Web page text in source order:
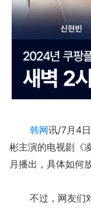
韩网讯/7月4
彬主演的电视剧《
月播出，具体如何
不过，网友们对